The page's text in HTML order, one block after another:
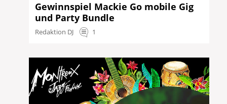
Gewinnspiel Mackie Go mobile Gig
und Party Bundle
Redaktion DJ 1